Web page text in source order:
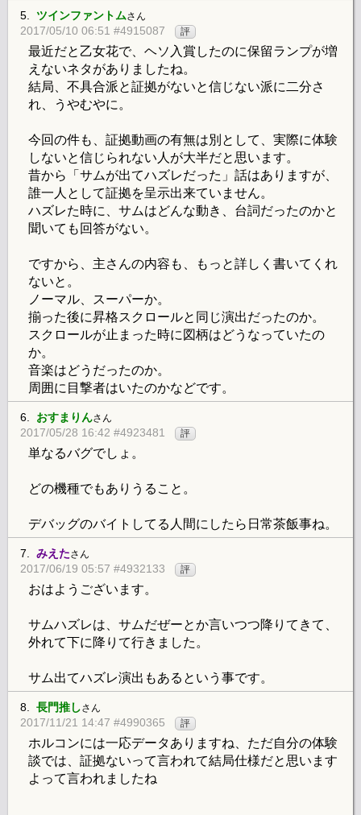
5. ツインファントムさん
2017/05/10 06:51 #4915087 評
最近だと乙女花で、ヘソ入賞したのに保留ランプが増
えないネタがありましたね。
結局、不具合派と証拠がないと信じない派に二分さ
れ、うやむやに。
今回の件も、証拠動画の有無は別として、実際に体験
しないと信じられない人が大半だと思います。
昔から「サムが出てハズレだった」話はありますが、
誰一人として証拠を呈示出来ていません。
ハズレた時に、サムはどんな動き、台詞だったのかと
聞いても回答がない。
ですから、主さんの内容も、もっと詳しく書いてくれ
ないと。
ノーマル、スーパーか。
揃った後に昇格スクロールと同じ演出だったのか。
スクロールが止まった時に図柄はどうなっていたの
か。
音楽はどうだったのか。
周囲に目撃者はいたのかなどです。
6. おすまりんさん
2017/05/28 16:42 #4923481 評
単なるバグでしょ。
どの機種でもありうること。
デバッグのバイトしてる人間にしたら日常茶飯事ね。
7. みえたさん
2017/06/19 05:57 #4932133 評
おはようございます。
サムハズレは、サムだぜーとか言いつつ降りてきて、
外れて下に降りて行きました。
サム出てハズレ演出もあるという事です。
8. 長門推しさん
2017/11/21 14:47 #4990365 評
ホルコンには一応データありますね、ただ自分の体験
談では、証拠ないって言われて結局仕様だと思います
よって言われましたね